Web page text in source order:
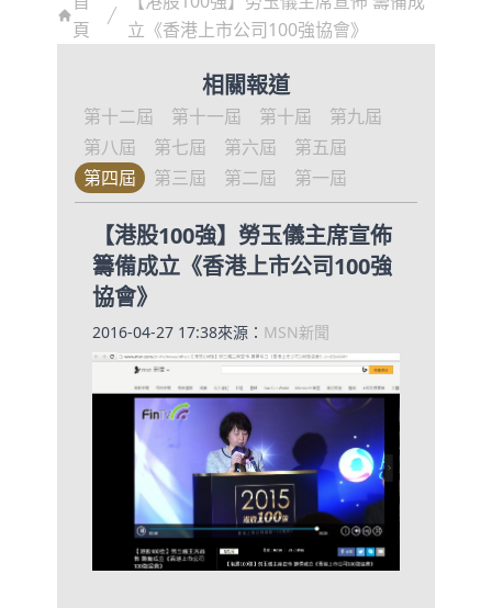
頁
立《香港上市公司100強協會》
相關報道
第十二屆 第十一屆 第十屆
第九屆
第八屆
第七屆 第六屆
第五屆
第四屆
第三屆 第二屆 第一屆
【港股100強】勞玉儀主席宣佈
籌備成立《香港上市公司100強
協會》
2016-04-27 17:38來源： MSN新聞